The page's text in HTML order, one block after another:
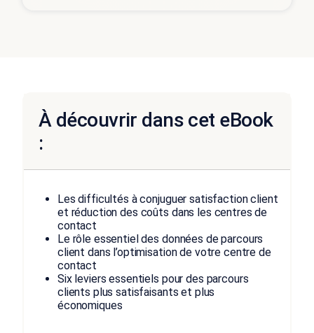
À découvrir dans cet eBook
:
Les difficultés à conjuguer satisfaction client
et réduction des coûts dans les centres de
contact
Le rôle essentiel des données de parcours
client dans l’optimisation de votre centre de
contact
Six leviers essentiels pour des parcours
clients plus satisfaisants et plus
économiques